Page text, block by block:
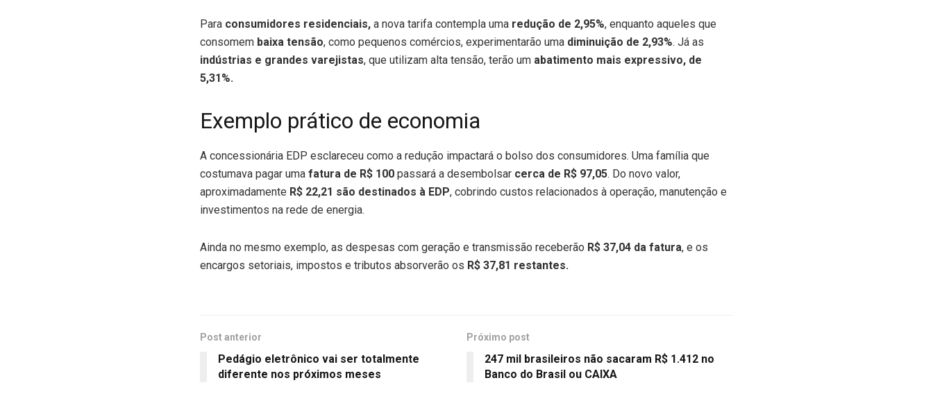
Para consumidores residenciais, a nova tarifa contempla uma redução de 2,95%, enquanto aqueles que
consomem baixa tensão, como pequenos comércios, experimentarão uma diminuição de 2,93%. Já as
indústrias e grandes varejistas, que utilizam alta tensão, terão um abatimento mais expressivo, de
5,31%.
Exemplo prático de economia
A concessionária EDP esclareceu como a redução impactará o bolso dos consumidores. Uma família que
costumava pagar uma fatura de R$ 100 passará a desembolsar cerca de R$ 97,05. Do novo valor,
aproximadamente R$ 22,21 são destinados à EDP, cobrindo custos relacionados à operação, manutenção e
investimentos na rede de energia.
Ainda no mesmo exemplo, as despesas com geração e transmissão receberão R$ 37,04 da fatura, e os
encargos setoriais, impostos e tributos absorverão os R$ 37,81 restantes.
Post anterior
Pedágio eletrônico vai ser totalmente
diferente nos próximos meses
Próximo post
247 mil brasileiros não sacaram R$ 1.412 no
Banco do Brasil ou CAIXA